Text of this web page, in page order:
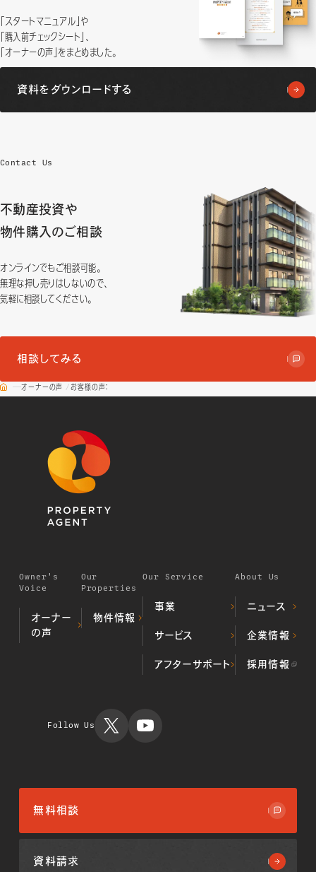
「スタートマニュアル」や
「購入前チェックシート」、
「オーナーの声」をまとめました。
資料をダウンロードする
Contact Us
不動産投資や
物件購入のご相談
オンラインでもご相談可能。
無理な押し売りはしないので、
気軽に相談してください。
相談してみる
オーナーの声 お客様の声：
Owner's
Voice
オーナー
の声
Our
Properties
物件情報
Our Service
事業
デベロッパー事業
プロパティマネジメ
ント事業
サービス
ALL顔認証マン
アフターサポート
About Us
ニュース
企業情報
当社の歩み
採用情報
Follow Us
無料相談
資料請求